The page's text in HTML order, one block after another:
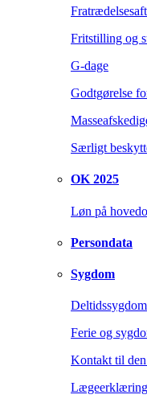
Fritstilling og
G-dage
Godtgørelse
Særligt
OK 2025
Løn på
Persondata
Sygdom
Deltidssygdom
Ferie og
Kontakt til